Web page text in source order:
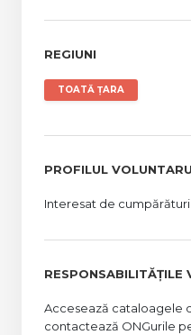
REGIUNI
TOATĂ ȚARA
PROFILUL
Interesat de cumpărături
RESPONSABILITĂȚILE
Accesează cataloagele
contactează ONGurile